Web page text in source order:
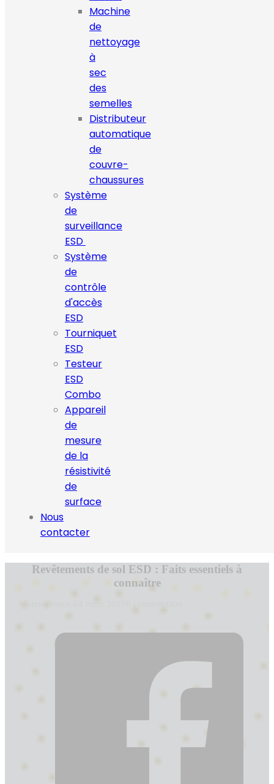
Machine
de
nettoyage
à
sec
des
semelles
Distributeur
automatique
de
couvre-
chaussures
Système
de
surveillance
ESD
Système
de
contrôle
d'accès
ESD
Tourniquet
ESD
Testeur
ESD
Combo
Appareil
de
mesure
de la
résistivité
de
surface
Nous
contacter
Revêtements de sol ESD : Faits essentiels à
connaître